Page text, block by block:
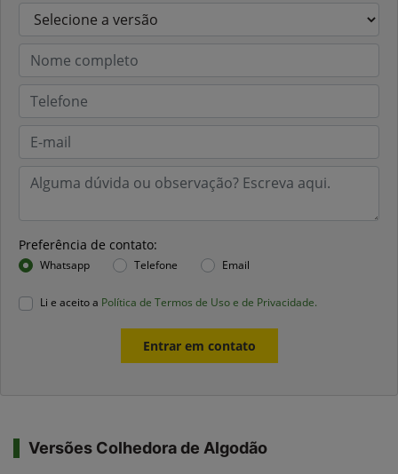
Preferência de contato:
Whatsapp Telefone Email
Li e aceito a Política de Termos de Uso e de Privacidade.
Entrar em contato
Versões Colhedora de Algodão